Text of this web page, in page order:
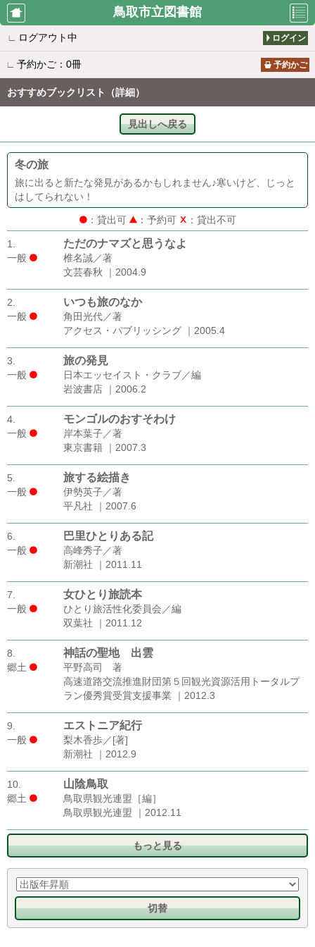
鳥取市立図書館
新着案内
貸出ランキ
ング
予約ランキ
雑誌タイト
おすすめブ
図書館から
休館日カレ
∟ ログアウト中 ログイン
∟ 予約かご：0冊 予約かご
おすすめブックリスト（詳細）
見出しへ戻る
冬の旅
旅に出ると新たな発見があるかもしれません♪寒いけど、じっと
はしてられない！
：貸出可 ：予約可 ：貸出不可
1.
一般
ただのナマズと思うなよ
椎名誠／著
文芸春秋 ｜2004.9
2.
一般
いつも旅のなか
角田光代／著
アクセス・パブリッシング ｜2005.4
3.
一般
旅の発見
日本エッセイスト・クラブ／編
岩波書店 ｜2006.2
4.
一般
モンゴルのおすそわけ
岸本葉子／著
東京書籍 ｜2007.3
5.
一般
旅する絵描き
伊勢英子／著
平凡社 ｜2007.6
6.
一般
巴里ひとりある記
高峰秀子／著
新潮社 ｜2011.11
7.
一般
女ひとり旅読本
ひとり旅活性化委員会／編
双葉社 ｜2011.12
8.
郷土
神話の聖地 出雲
平野高司 著
高速道路交流推進財団第５回観光資源活用トータルプ
ラン優秀賞受賞支援事業 ｜2012.3
9.
一般
エストニア紀行
梨木香歩／[著]
新潮社 ｜2012.9
10.
郷土
山陰鳥取
鳥取県観光連盟［編］
鳥取県観光連盟 ｜2012.11
もっと見る
切替